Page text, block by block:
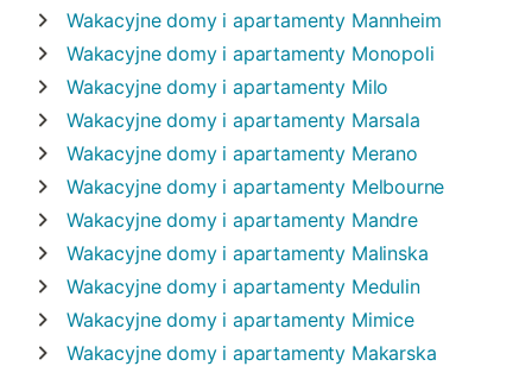
Wakacyjne domy i apartamenty Mannheim
Wakacyjne domy i apartamenty Monopoli
Wakacyjne domy i apartamenty Milo
Wakacyjne domy i apartamenty Marsala
Wakacyjne domy i apartamenty Merano
Wakacyjne domy i apartamenty Melbourne
Wakacyjne domy i apartamenty Mandre
Wakacyjne domy i apartamenty Malinska
Wakacyjne domy i apartamenty Medulin
Wakacyjne domy i apartamenty Mimice
Wakacyjne domy i apartamenty Makarska